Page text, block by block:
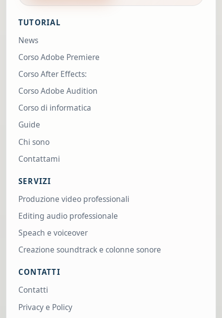
TUTORIAL
News
Corso Adobe Premiere
Corso After Effects:
Corso Adobe Audition
Corso di informatica
Guide
Chi sono
Contattami
SERVIZI
Produzione video professionali
Editing audio professionale
Speach e voiceover
Creazione soundtrack e colonne sonore
CONTATTI
Contatti
Privacy e Policy